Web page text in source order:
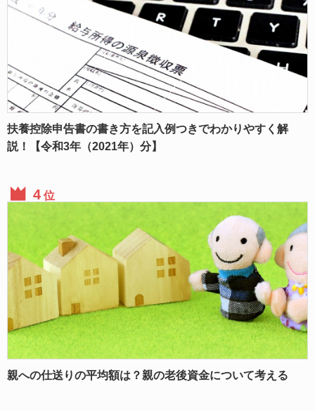
扶養控除申告書の書き方を記入例つきでわかりやすく解
説！【令和3年（2021年）分】
位
親への仕送りの平均額は？親の老後資金について考える